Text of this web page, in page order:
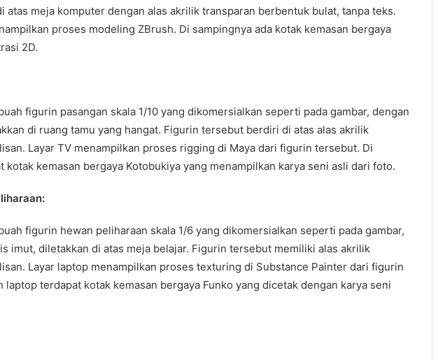
atas meja komputer dengan alas akrilik transparan berbentuk bulat, tanpa teks.
proses modeling ZBrush. Di sampingnya ada kotak kemasan bergaya
2D.
figurin pasangan skala 1/10 yang dikomersialkan seperti pada gambar, dengan
di ruang tamu yang hangat. Figurin tersebut berdiri di atas alas akrilik
Layar TV menampilkan proses rigging di Maya dari figurin tersebut. Di
kotak kemasan bergaya Kotobukiya yang menampilkan karya seni asli dari foto.
figurin hewan peliharaan skala 1/6 yang dikomersialkan seperti pada gambar,
imut, diletakkan di atas meja belajar. Figurin tersebut memiliki alas akrilik
Layar laptop menampilkan proses texturing di Substance Painter dari figurin
laptop terdapat kotak kemasan bergaya Funko yang dicetak dengan karya seni